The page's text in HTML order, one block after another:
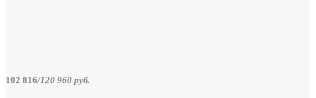
102 816/120 960 руб.